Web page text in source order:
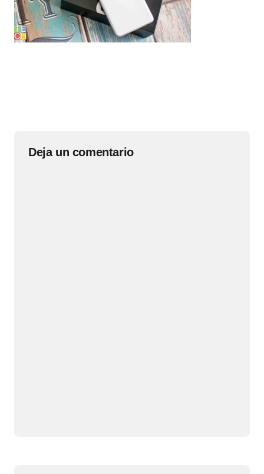
Deja un comentario